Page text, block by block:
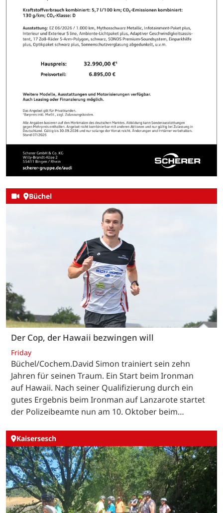
Büchel
Der Cop, der Hawaii bezwingen will
Friday
Büchel/Cochem.David Simon trainiert sein zehn
Jahren für seinen Traum. Ein Start beim Ironman
auf Hawaii. Nach seiner Qualifizierung durch ein
gutes Ergebnis beim Ironman auf Lanzarote startet
der Polizeibeamte nun am 10. Oktober beim…
Kaisersesch